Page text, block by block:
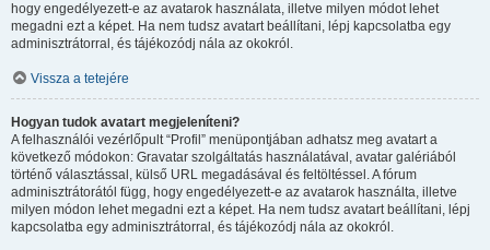
hogy engedélyezett-e az avatarok használata, illetve milyen módot lehet
megadni ezt a képet. Ha nem tudsz avatart beállítani, lépj kapcsolatba egy
adminisztrátorral, és tájékozódj nála az okokról.
Vissza a tetejére
Hogyan tudok avatart megjeleníteni?
A felhasználói vezérlőpult “Profil” menüpontjában adhatsz meg avatart a
következő módokon: Gravatar szolgáltatás használatával, avatar galériából
történő választással, külső URL megadásával és feltöltéssel. A fórum
adminisztrátorától függ, hogy engedélyezett-e az avatarok használta, illetve
milyen módon lehet megadni ezt a képet. Ha nem tudsz avatart beállítani, lépj
kapcsolatba egy adminisztrátorral, és tájékozódj nála az okokról.